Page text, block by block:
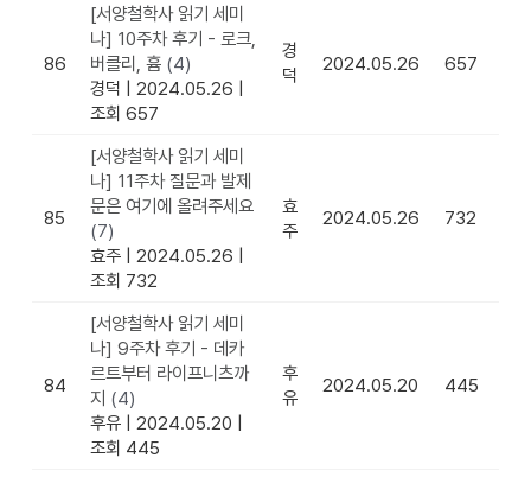
86
[서양철학사 읽기 세미
나] 10주차 후기 - 로크,
버클리, 흄 (4)
경덕 | 2024.05.26 |
조회 657
경
덕
2024.05.26 657
85
[서양철학사 읽기 세미
나] 11주차 질문과 발제
문은 여기에 올려주세요
(7)
효주 | 2024.05.26 |
조회 732
효
주
2024.05.26 732
84
[서양철학사 읽기 세미
나] 9주차 후기 - 데카
르트부터 라이프니츠까
지 (4)
후유 | 2024.05.20 |
조회 445
후
유
2024.05.20 445